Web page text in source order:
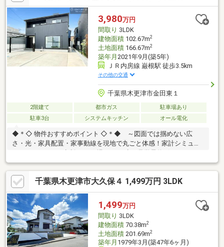
3,980万円
間取り 3LDK
建物面積102.67m2
土地面積166.67m2
築年月 2021年9月(築5年)
ＪＲ内房線 巌根駅 徒歩3.5km
その他の交通
千葉県木更津市金田東１
2階建て 都市ガス
駐車場あり
駐車3台
システムキッチン オール電化
◆＊◇ 物件おすすめポイント ◇＊◆ ～図面では掴めない広
さ・光・家具配置・家事動線を現地で丸ごと体感！家計シミュレ
ーションやローン相談もその場でOK。赤い見学予約ボタンよりス
ムーズに来場予約～♪◇太陽光9.0kW搭載のZEH住宅で、光熱費を
抑えた暮らしが可能です。◆金田バスターミナル徒歩9分で通
勤・通学にも便利な立地。◇コストコやアウトレットも徒歩圏内
で買い物環境も充実。◆全居室収納付きで、ご家族の成長に合わ
せた使い方ができます。◇駐車3台可能（カーポート付）で実用
性も高い一邸です。◎頭金0円全額ローン可能！ ※詳しくは担当
者までお尋ねください。
千葉県木更津市大久保４ 1,499万円 3LDK
1,499万円
間取り 3LDK
建物面積70.38m2
土地面積201.69m2
築年月 1979年3月(築47年6ヶ月)